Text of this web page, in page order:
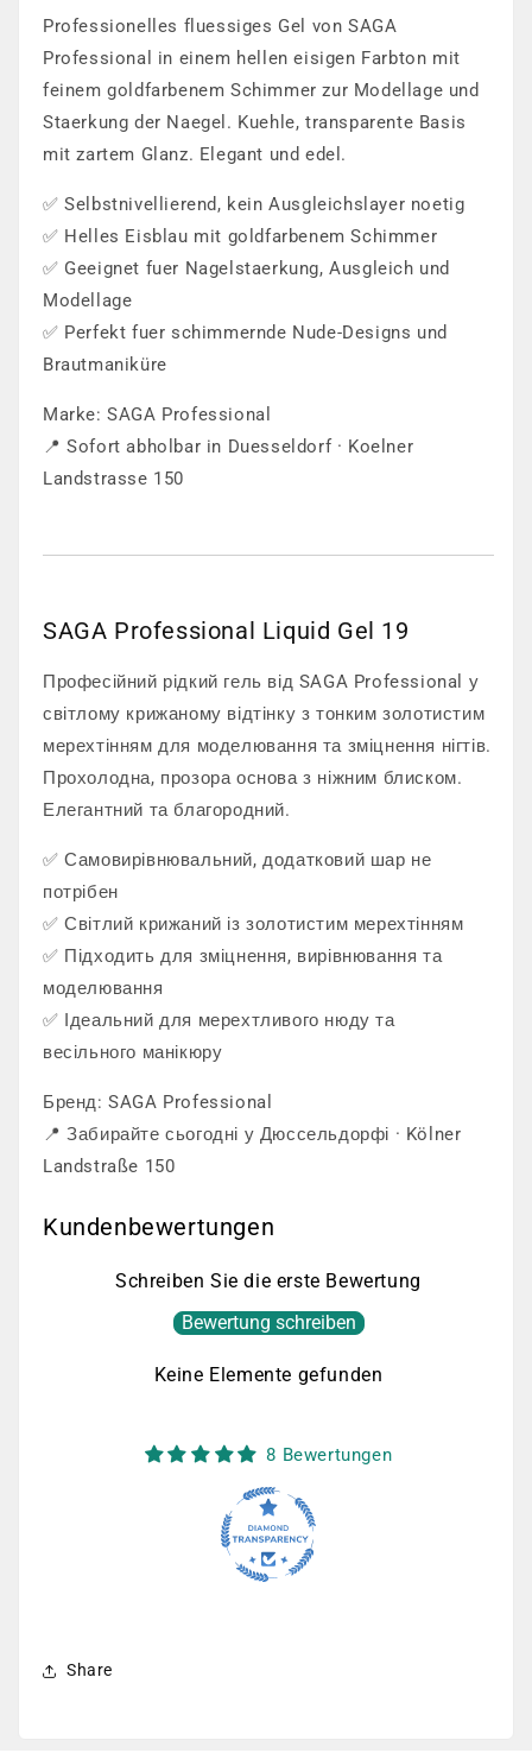
Professionelles fluessiges Gel von SAGA
Professional in einem hellen eisigen Farbton mit
feinem goldfarbenem Schimmer zur Modellage und
Staerkung der Naegel. Kuehle, transparente Basis
mit zartem Glanz. Elegant und edel.
✅ Selbstnivellierend, kein Ausgleichslayer noetig
✅ Helles Eisblau mit goldfarbenem Schimmer
✅ Geeignet fuer Nagelstaerkung, Ausgleich und
Modellage
✅ Perfekt fuer schimmernde Nude-Designs und
Brautmaniküre
Marke: SAGA Professional
📍 Sofort abholbar in Duesseldorf · Koelner
Landstrasse 150
SAGA Professional Liquid Gel 19
Професійний рідкий гель від SAGA Professional у
світлому крижаному відтінку з тонким золотистим
мерехтінням для моделювання та зміцнення нігтів.
Прохолодна, прозора основа з ніжним блиском.
Елегантний та благородний.
✅ Самовирівнювальний, додатковий шар не
потрібен
✅ Світлий крижаний із золотистим мерехтінням
✅ Підходить для зміцнення, вирівнювання та
моделювання
✅ Ідеальний для мерехтливого нюду та
весільного манікюру
Бренд: SAGA Professional
📍 Забирайте сьогодні у Дюссельдорфі · Kölner
Landstraße 150
Kundenbewertungen
Schreiben Sie die erste Bewertung
Bewertung schreiben
Keine Elemente gefunden
8 Bewertungen
Share